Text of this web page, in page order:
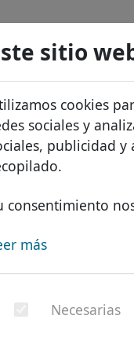
sitio
cookies
sociales y
publicidad
consentimiento
más
Necesarias
Dominios
Base de
Lista de
Descuentos
Transferir